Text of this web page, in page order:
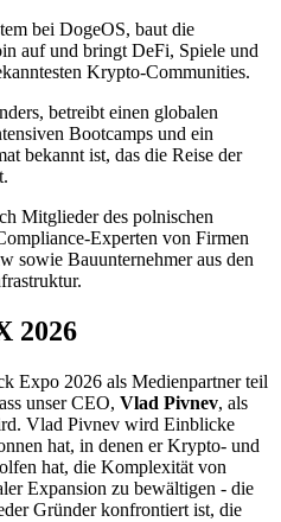
bei DogeOS, baut die
auf und bringt DeFi, Spiele und
Krypto-Communities.
betreibt einen globalen
Bootcamps und ein
bekannt ist, das die Reise der
Mitglieder des polnischen
Experten von Firmen
sowie Bauunternehmer aus den
2026
Expo 2026 als Medienpartner teil
unser CEO, Vlad Pivnev, als
Vlad Pivnev wird Einblicke
hat, in denen er Krypto- und
hat, die Komplexität von
Expansion zu bewältigen - die
Gründer konfrontiert ist, die